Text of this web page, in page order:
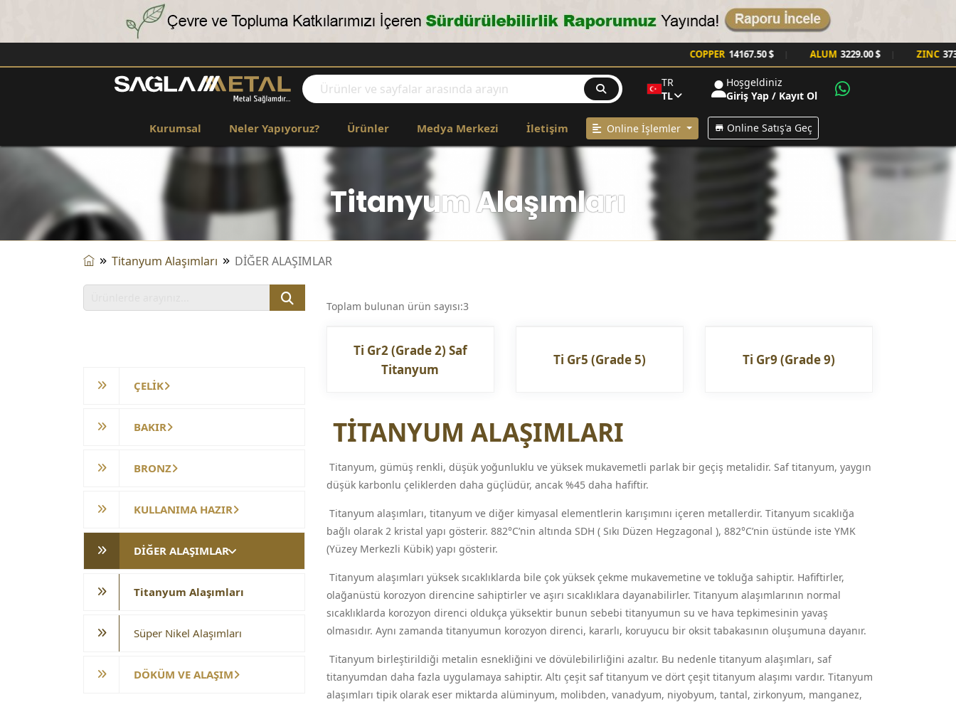
COPPER 14167.50 $ | 3229.00 $ | 3737.00 $
TR
TL
Hoşgeldiniz
Giriş Yap / Kayıt Ol
Kurumsal Neler Yapıyoruz? Ürünler Medya Merkezi İletişim Online İşlemler Online Satış'a Geç
Titanyum Alaşımları
Titanyum Alaşımları DİĞER ALAŞIMLAR
ÇELİK
BAKIR
BRONZ
KULLANIMA HAZIR
DİĞER ALAŞIMLAR
Titanyum Alaşımları
Süper Nikel Alaşımları
DÖKÜM VE ALAŞIM
Toplam bulunan ürün sayısı:3
Ti Gr2 (Grade 2) Saf
Titanyum
Ti Gr5 (Grade 5) Ti Gr9 (Grade 9)
TİTANYUM ALAŞIMLARI
Titanyum, gümüş renkli, düşük yoğunluklu ve yüksek mukavemetli parlak bir geçiş metalidir. Saf titanyum, yaygın
düşük karbonlu çeliklerden daha güçlüdür, ancak %45 daha hafiftir.
Titanyum alaşımları, titanyum ve diğer kimyasal elementlerin karışımını içeren metallerdir. Titanyum sıcaklığa
bağlı olarak 2 kristal yapı gösterir. 882°C’nin altında SDH ( Sıkı Düzen Hegzagonal ), 882°C’nin üstünde iste YMK
(Yüzey Merkezli Kübik) yapı gösterir.
Titanyum alaşımları yüksek sıcaklıklarda bile çok yüksek çekme mukavemetine ve tokluğa sahiptir. Hafiftirler,
olağanüstü korozyon direncine sahiptirler ve aşırı sıcaklıklara dayanabilirler. Titanyum alaşımlarının normal
sıcaklıklarda korozyon direnci oldukça yüksektir bunun sebebi titanyumun su ve hava tepkimesinin yavaş
olmasıdır. Aynı zamanda titanyumun korozyon direnci, kararlı, koruyucu bir oksit tabakasının oluşumuna dayanır.
Titanyum birleştirildiği metalin esnekliğini ve dövülebilirliğini azaltır. Bu nedenle titanyum alaşımları, saf
titanyumdan daha fazla uygulamaya sahiptir. Altı çeşit saf titanyum ve dört çeşit titanyum alaşımı vardır. Titanyum
alaşımları tipik olarak eser miktarda alüminyum, molibden, vanadyum, niyobyum, tantal, zirkonyum, manganez,